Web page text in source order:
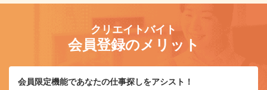
クリエイトバイト
会員登録のメリット
会員限定機能であなたの仕事探しをアシスト！